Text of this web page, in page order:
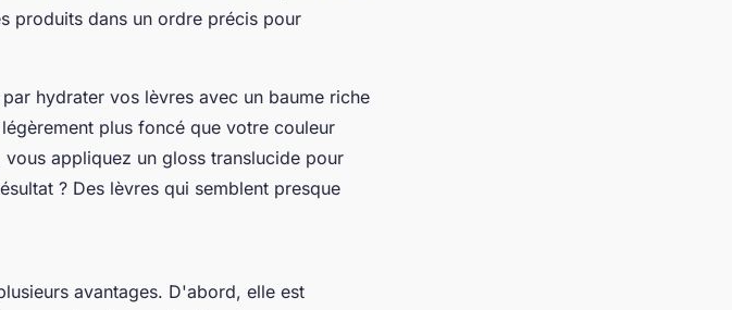
produits dans un ordre précis pour
hydrater vos lèvres avec un baume riche
plus foncé que votre couleur
appliquez un gloss translucide pour
? Des lèvres qui semblent presque
avantages. D'abord, elle est